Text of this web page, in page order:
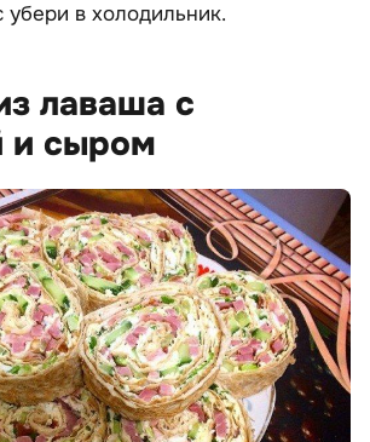
убери в холодильник.
лаваша с
и сыром